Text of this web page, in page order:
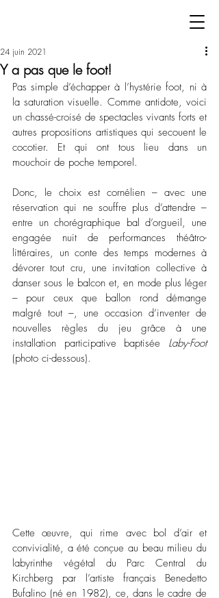
Y a pas que le foot!
24 juin 2021
Pas simple d’échapper à l’hystérie foot, ni à
la saturation visuelle. Comme antidote, voici
un chassé-croisé de spectacles vivants forts et
autres propositions artistiques qui secouent le
cocotier. Et qui ont tous lieu dans un
mouchoir de poche temporel.
Donc, le choix est cornélien – avec une
réservation qui ne souffre plus d’attendre –
entre un chorégraphique bal d’orgueil, une
engagée nuit de performances théâtro-
littéraires, un conte des temps modernes à
dévorer tout cru, une invitation collective à
danser sous le balcon et, en mode plus léger
– pour ceux que ballon rond démange
malgré tout –, une occasion d’inventer de
nouvelles règles du jeu grâce à une
installation participative baptisée Laby-Foot
(photo ci-dessous).
Cette œuvre, qui rime avec bol d’air et
convivialité, a été conçue au beau milieu du
labyrinthe végétal du Parc Central du
Kirchberg par l’artiste français Benedetto
Bufalino (né en 1982), ce, dans le cadre de